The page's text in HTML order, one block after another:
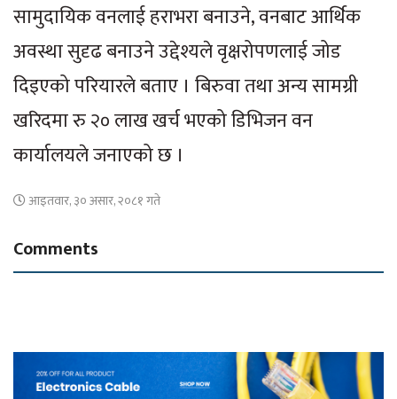
सामुदायिक वनलाई हराभरा बनाउने, वनबाट आर्थिक
अवस्था सुदृढ बनाउने उद्देश्यले वृक्षरोपणलाई जोड
दिइएको परियारले बताए । बिरुवा तथा अन्य सामग्री
खरिदमा रु २० लाख खर्च भएको डिभिजन वन
कार्यालयले जनाएको छ ।
आइतवार, ३० असार, २०८१ गते
Comments